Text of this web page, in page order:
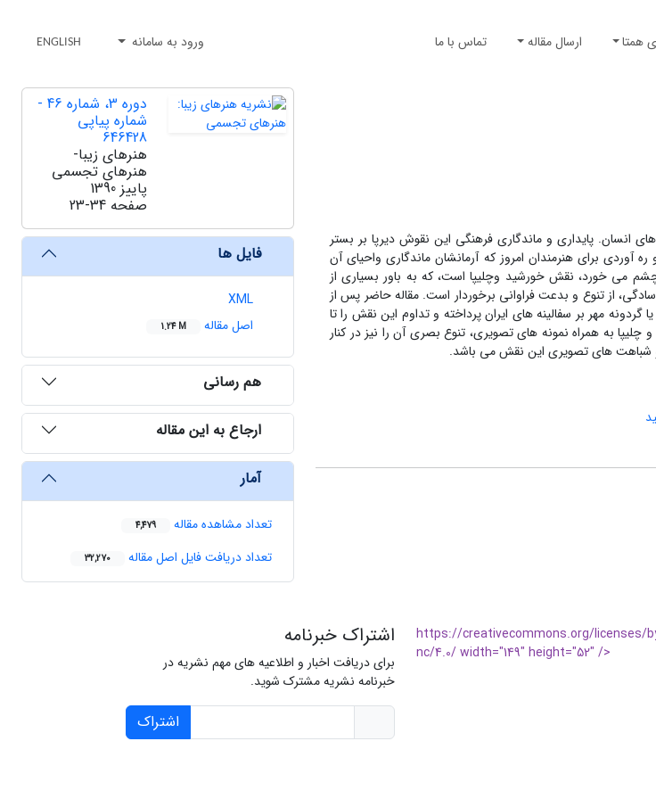
همتا ارسال مقاله تماس با ما ورود به سامانه ENGLISH
انسان. پایداری و ماندگاری فرهنگی این نقوش دیرپا بر بستر
آوردی برای هنرمندان امروز که آرمانشان ماندگاری واحیای آن
می خورد، نقش خورشید وچلیپا است، که به باور بسیاری از
از تنوع و بدعت فراوانی برخوردار است. مقاله حاضر پس از
مهر بر سفالینه های ایران پرداخته و تداوم این نقش را تا
به همراه نمونه های تصویری، تنوع بصری آن را نیز در کنار
و شباهت های تصویری این نقش می باشد.
دوره 3، شماره 46 -
شماره پیاپی
646428
هنرهای زیبا-
هنرهای تجسمی
پاییز 1390
صفحه 23-34
فایل ها
XML
اصل مقاله
1.24 M
هم رسانی
ارجاع به این مقاله
آمار
تعداد مشاهده مقاله 4,479
تعداد دریافت فایل اصل مقاله 32,270
https://creativecommons.org/licenses/
nc/4.0/ width="149" height="52" />
اشتراک خبرنامه
برای دریافت اخبار و اطلاعیه های مهم نشریه در
خبرنامه نشریه مشترک شوید.
اشتراک